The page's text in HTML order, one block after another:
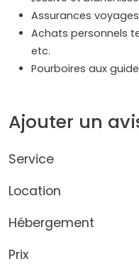
Assurances voyages
Achats personnels
etc.
Pourboires aux
Ajouter un
Service
Location
Hébergement
Prix